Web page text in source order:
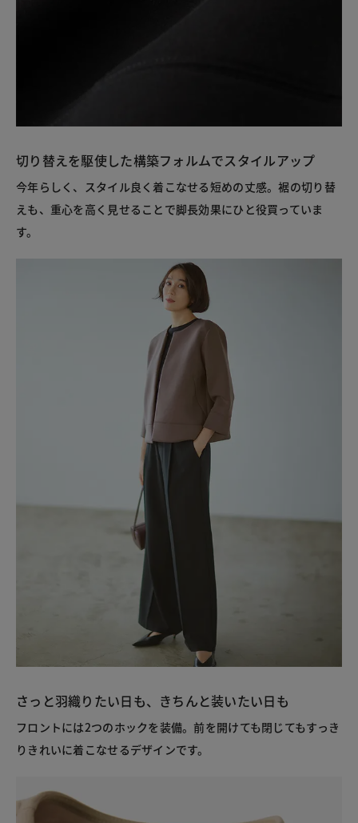
切り替えを駆使した構築フォルムでスタイルアップ
今年らしく、スタイル良く着こなせる短めの丈感。裾の切り替
えも、重心を高く見せることで脚長効果にひと役買っていま
す。
さっと羽織りたい日も、きちんと装いたい日も
フロントには2つのホックを装備。前を開けても閉じてもすっき
りきれいに着こなせるデザインです。